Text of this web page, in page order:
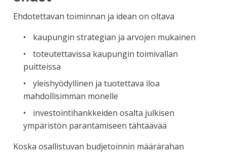
Ehdotettavan toiminnan ja idean on oltava
kaupungin strategian ja arvojen mukainen
toteutettavissa kaupungin toimivallan
puitteissa
yleishyödyllinen ja tuotettava iloa
mahdollisimman monelle
investointihankkeiden osalta julkisen
ympäristön parantamiseen tähtäävää
Koska osallistuvan budjetoinnin määrärahan